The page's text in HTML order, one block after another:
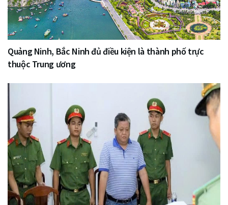
Quảng Ninh, Bắc Ninh đủ điều kiện là thành phố trực
thuộc Trung ương